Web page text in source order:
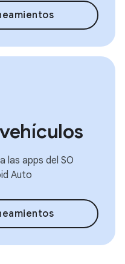
las apps del SO
Auto